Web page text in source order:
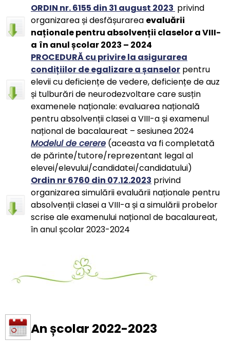
ORDIN nr. 6155 din 31 august 2023 privind
organizarea și desfășurarea evaluării
naționale pentru absolvenții claselor a VIII-
a în anul școlar 2023 – 2024
PROCEDURĂ cu privire la asigurarea
condițiilor de egalizare a șanselor pentru
elevii cu deficiențe de vedere, deficiențe de auz
și tulburări de neurodezvoltare care susțin
examenele naționale: evaluarea națională
pentru absolvenții clasei a VIII-a și examenul
național de bacalaureat – sesiunea 2024
Modelul de cerere (aceasta va fi completată
de părinte/tutore/reprezentant legal al
elevei/elevului/candidatei/candidatului)
Ordin nr 6760 din 07.12.2023 privind
organizarea simulării evaluării naționale pentru
absolvenții clasei a VIII-a și a simulării probelor
scrise ale examenului național de bacalaureat,
în anul școlar 2023-2024
An școlar 2022-2023